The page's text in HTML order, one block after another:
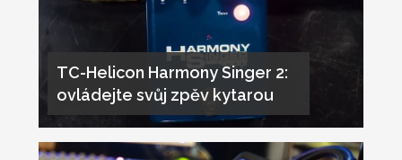
TC-Helicon Harmony Singer 2:
ovládejte svůj zpěv kytarou